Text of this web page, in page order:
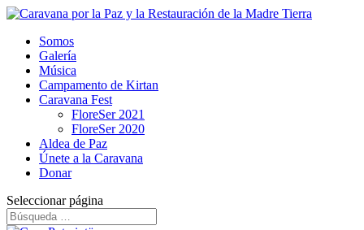
Somos
Galería
Música
Campamento de Kirtan
Caravana Fest
FloreSer 2021
FloreSer 2020
Aldea de Paz
Únete a la Caravana
Donar
Seleccionar página